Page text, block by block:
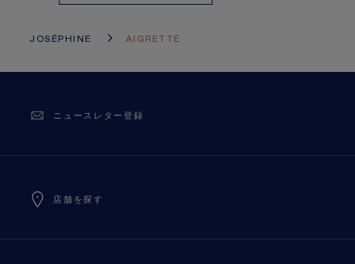
JOSÉPHINE AIGRETTE
ニュースレター登録
店舗を探す